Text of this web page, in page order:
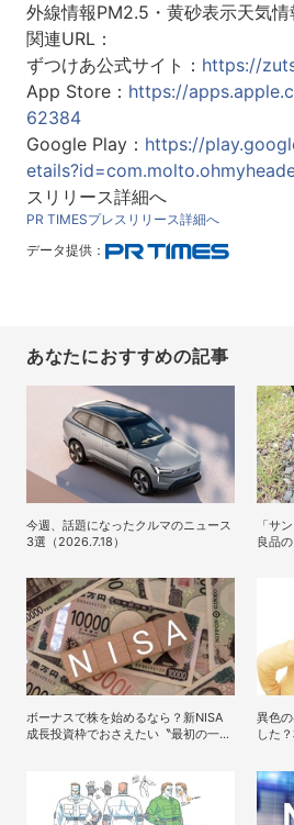
外線情報PM2.5・黄砂表示天気
関連URL：
ずつけあ公式サイト： https://
App Store： https://
62384
Google Play： https://
スリリース詳細へ
PR TIMESプレスリリース詳細へ
データ提供：
あなたにおすすめの記事
今週、話題になったクルマのニュース
3選（2026.7.18）
「サ
良品
ボーナスで株を始めるなら？新NISA
成長投資枠でおさえたい〝最初の一
異色
した